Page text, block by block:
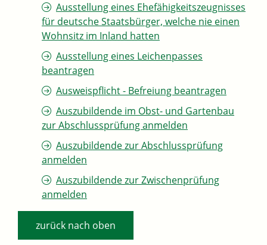
Ausstellung eines Ehefähigkeitszeugnisses
für deutsche Staatsbürger, welche nie einen
Wohnsitz im Inland hatten
Ausstellung eines Leichenpasses
beantragen
Ausweispflicht - Befreiung beantragen
Auszubildende im Obst- und Gartenbau
zur Abschlussprüfung anmelden
Auszubildende zur Abschlussprüfung
anmelden
Auszubildende zur Zwischenprüfung
anmelden
zurück nach oben